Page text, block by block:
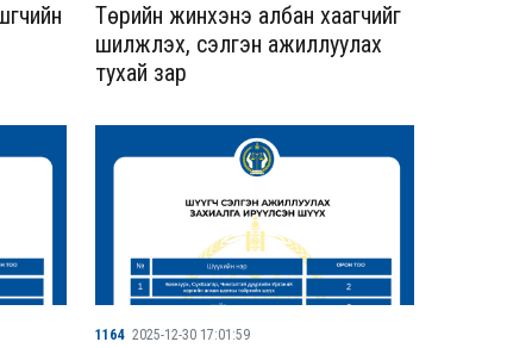
Төрийн жинхэнэ албан хаагчийг
шилжүүлэх, сэлгэн ажиллуулах
тухай зар
1164 2025-12-30 17:01:59